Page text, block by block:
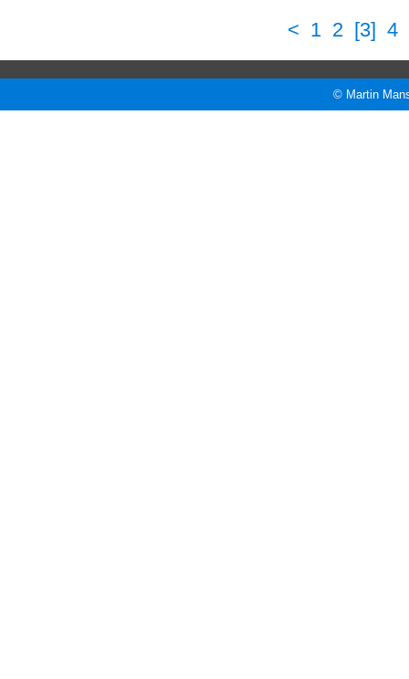
< 1 2 [3] 4
© Martin